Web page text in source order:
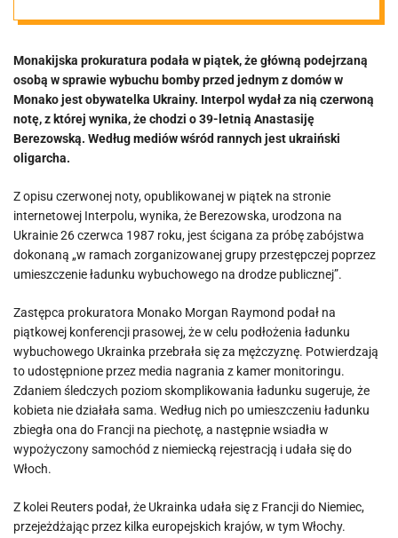
podejrzaną
Ukrainka
Monakijska prokuratura podała w piątek, że główną podejrzaną
osobą w sprawie wybuchu bomby przed jednym z domów w
Monako jest obywatelka Ukrainy. Interpol wydał za nią czerwoną
notę, z której wynika, że chodzi o 39-letnią Anastasiję
Berezowską. Według mediów wśród rannych jest ukraiński
oligarcha.
Z opisu czerwonej noty, opublikowanej w piątek na stronie
internetowej Interpolu, wynika, że Berezowska, urodzona na
Ukrainie 26 czerwca 1987 roku, jest ścigana za próbę zabójstwa
dokonaną „w ramach zorganizowanej grupy przestępczej poprzez
umieszczenie ładunku wybuchowego na drodze publicznej”.
Zastępca prokuratora Monako Morgan Raymond podał na
piątkowej konferencji prasowej, że w celu podłożenia ładunku
wybuchowego Ukrainka przebrała się za mężczyznę. Potwierdzają
to udostępnione przez media nagrania z kamer monitoringu.
Zdaniem śledczych poziom skomplikowania ładunku sugeruje, że
kobieta nie działała sama. Według nich po umieszczeniu ładunku
zbiegła ona do Francji na piechotę, a następnie wsiadła w
wypożyczony samochód z niemiecką rejestracją i udała się do
Włoch.
Z kolei Reuters podał, że Ukrainka udała się z Francji do Niemiec,
przejeżdżając przez kilka europejskich krajów, w tym Włochy.